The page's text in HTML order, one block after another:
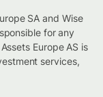
SA and Wise
for any
Europe AS is
services,